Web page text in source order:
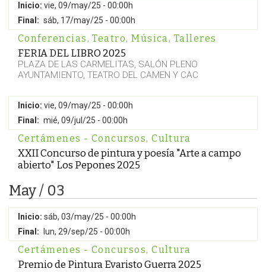
Inicio: vie, 09/may/25 - 00:00h
Final: sáb, 17/may/25 - 00:00h
Conferencias, Teatro, Música, Talleres
FERIA DEL LIBRO 2025
PLAZA DE LAS CARMELITAS, SALÓN PLENO
AYUNTAMIENTO, TEATRO DEL CAMEN Y CAC
Inicio: vie, 09/may/25 - 00:00h
Final: mié, 09/jul/25 - 00:00h
Certámenes - Concursos, Cultura
XXII Concurso de pintura y poesía "Arte a campo
abierto" Los Pepones 2025
May / 03
Inicio: sáb, 03/may/25 - 00:00h
Final:
lun, 29/sep/25 - 00:00h
Certámenes - Concursos, Cultura
Premio de Pintura Evaristo Guerra 2025